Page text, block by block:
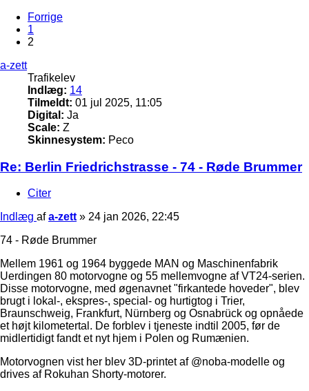
Forrige
1
2
a-zett
Trafikelev
Indlæg: 14
Tilmeldt: 01 jul 2025, 11:05
Digital: Ja
Scale: Z
Skinnesystem: Peco
Re: Berlin Friedrichstrasse - 74 - Røde Brummer
Citer
Indlæg afa-zett » 24 jan 2026, 22:45
74 - Røde Brummer
Mellem 1961 og 1964 byggede MAN og Maschinenfabrik
Uerdingen 80 motorvogne og 55 mellemvogne af VT24-serien.
Disse motorvogne, med øgenavnet "firkantede hoveder", blev
brugt i lokal-, ekspres-, special- og hurtigtog i Trier,
Braunschweig, Frankfurt, Nürnberg og Osnabrück og opnåede
et højt kilometertal. De forblev i tjeneste indtil 2005, før de
midlertidigt fandt et nyt hjem i Polen og Rumænien.
Motorvognen vist her blev 3D-printet af @noba-modelle og
drives af Rokuhan Shorty-motorer.